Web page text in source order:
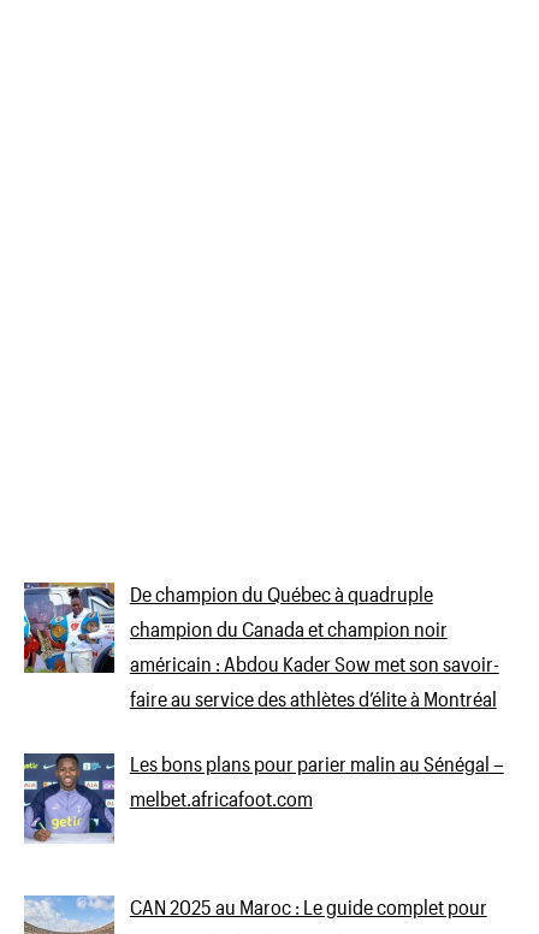
De champion du Québec à quadruple
champion du Canada et champion noir
américain : Abdou Kader Sow met son savoir-
faire au service des athlètes d’élite à Montréal
Les bons plans pour parier malin au Sénégal –
melbet.africafoot.com
CAN 2025 au Maroc : Le guide complet pour